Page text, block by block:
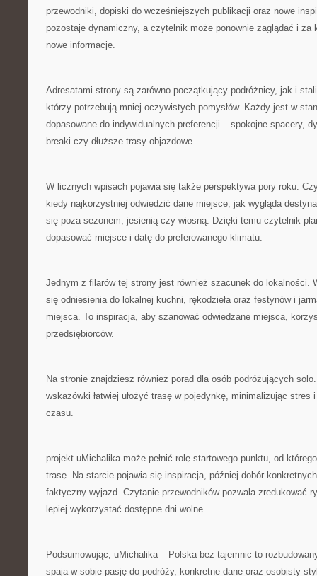
przewodniki, dopiski do wcześniejszych publikacji oraz nowe
pozostaje dynamiczny, a czytelnik może ponownie zaglądać i za
nowe informacje.
Adresatami strony są zarówno początkujący podróżnicy, jak i
którzy potrzebują mniej oczywistych pomysłów. Każdy jest w
dopasowane do indywidualnych preferencji – spokojne spacery,
breaki czy dłuższe trasy objazdowe.
W licznych wpisach pojawia się także perspektywa pory roku.
kiedy najkorzystniej odwiedzić dane miejsce, jak wygląda
się poza sezonem, jesienią czy wiosną. Dzięki temu czytelnik
dopasować miejsce i datę do preferowanego klimatu.
Jednym z filarów tej strony jest również szacunek do lokalności.
się odniesienia do lokalnej kuchni, rękodzieła oraz festynów i
miejsca. To inspiracja, aby szanować odwiedzane miejsca,
przedsiębiorców.
Na stronie znajdziesz również porad dla osób podróżujących
wskazówki łatwiej ułożyć trasę w pojedynkę, minimalizując
czasu.
projekt uMichalika może pełnić rolę startowego punktu, od
trasę. Na starcie pojawia się inspiracja, później dobór
faktyczny wyjazd. Czytanie przewodników pozwala zredukować
lepiej wykorzystać dostępne dni wolne.
Podsumowując, uMichalika – Polska bez tajemnic to
spaja w sobie pasję do podróży, konkretne dane oraz osobisty